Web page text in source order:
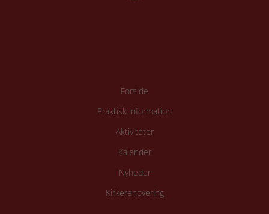
Forside
Praktisk information
Aktiviteter
Kalender
Nyheder
Kirkerenovering